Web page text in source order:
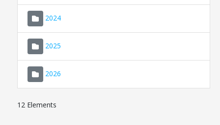
2024
2025
2026
12 Elements